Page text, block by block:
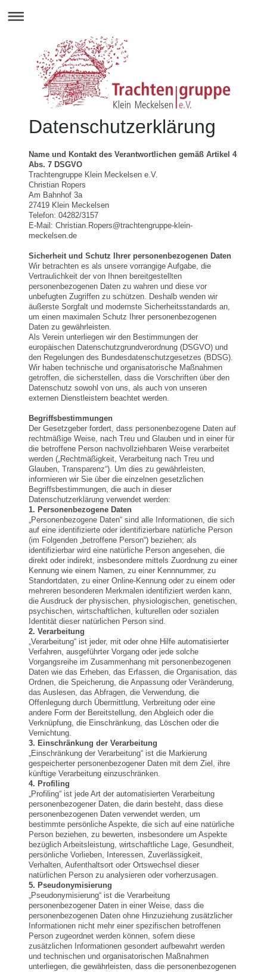
Datenschutzerklärung
Name und Kontakt des Verantwortlichen gemäß Artikel 4
Abs. 7 DSGVO
Trachtengruppe Klein Meckelsen e.V.
Christian Ropers
Am Bahnhof 3a
27419 Klein Meckelsen
Telefon: 04282/3157
E-Mail: Christian.Ropers@trachtengruppe-klein-
meckelsen.de
Sicherheit und Schutz Ihrer personenbezogenen Daten
Wir betrachten es als unsere vorrangige Aufgabe, die
Vertraulichkeit der von Ihnen bereitgestellten
personenbezogenen Daten zu wahren und diese vor
unbefugten Zugriffen zu schützen. Deshalb wenden wir
äußerste Sorgfalt und modernste Sicherheitsstandards an,
um einen maximalen Schutz Ihrer personenbezogenen
Daten zu gewährleisten.
Als Verein unterliegen wir den Bestimmungen der
europäischen Datenschutzgrundverordnung (DSGVO) und
den Regelungen des Bundesdatenschutzgesetzes (BDSG).
Wir haben technische und organisatorische Maßnahmen
getroffen, die sicherstellen, dass die Vorschriften über den
Datenschutz sowohl von uns, als auch von unseren
externen Dienstleistern beachtet werden.
Begriffsbestimmungen
Der Gesetzgeber fordert, dass personenbezogene Daten auf
rechtmäßige Weise, nach Treu und Glauben und in einer für
die betroffene Person nachvollziehbaren Weise verarbeitet
werden („Rechtmäßigkeit, Verarbeitung nach Treu und
Glauben, Transparenz“). Um dies zu gewährleisten,
informieren wir Sie über die einzelnen gesetzlichen
Begriffsbestimmungen, die auch in dieser
Datenschutzerklärung verwendet werden:
1. Personenbezogene Daten
„Personenbezogene Daten“ sind alle Informationen, die sich
auf eine identifizierte oder identifizierbare natürliche Person
(im Folgenden „betroffene Person“) beziehen; als
identifizierbar wird eine natürliche Person angesehen, die
direkt oder indirekt, insbesondere mittels Zuordnung zu einer
Kennung wie einem Namen, zu einer Kennnummer, zu
Standortdaten, zu einer Online-Kennung oder zu einem oder
mehreren besonderen Merkmalen identifiziert werden kann,
die Ausdruck der physischen, physiologischen, genetischen,
psychischen, wirtschaftlichen, kulturellen oder sozialen
Identität dieser natürlichen Person sind.
2. Verarbeitung
„Verarbeitung“ ist jeder, mit oder ohne Hilfe automatisierter
Verfahren, ausgeführter Vorgang oder jede solche
Vorgangsreihe im Zusammenhang mit personenbezogenen
Daten wie das Erheben, das Erfassen, die Organisation, das
Ordnen, die Speicherung, die Anpassung oder Veränderung,
das Auslesen, das Abfragen, die Verwendung, die
Offenlegung durch Übermittlung, Verbreitung oder eine
andere Form der Bereitstellung, den Abgleich oder die
Verknüpfung, die Einschränkung, das Löschen oder die
Vernichtung.
3. Einschränkung der Verarbeitung
„Einschränkung der Verarbeitung“ ist die Markierung
gespeicherter personenbezogener Daten mit dem Ziel, ihre
künftige Verarbeitung einzuschränken.
4. Profiling
„Profiling“ ist jede Art der automatisierten Verarbeitung
personenbezogener Daten, die darin besteht, dass diese
personenbezogenen Daten verwendet werden, um
bestimmte persönliche Aspekte, die sich auf eine natürliche
Person beziehen, zu bewerten, insbesondere um Aspekte
bezüglich Arbeitsleistung, wirtschaftliche Lage, Gesundheit,
persönliche Vorlieben, Interessen, Zuverlässigkeit,
Verhalten, Aufenthaltsort oder Ortswechsel dieser
natürlichen Person zu analysieren oder vorherzusagen.
5. Pseudonymisierung
„Pseudonymisierung“ ist die Verarbeitung
personenbezogener Daten in einer Weise, dass die
personenbezogenen Daten ohne Hinzuziehung zusätzlicher
Informationen nicht mehr einer spezifischen betroffenen
Person zugeordnet werden können, sofern diese
zusätzlichen Informationen gesondert aufbewahrt werden
und technischen und organisatorischen Maßnahmen
unterliegen, die gewährleisten, dass die personenbezogenen